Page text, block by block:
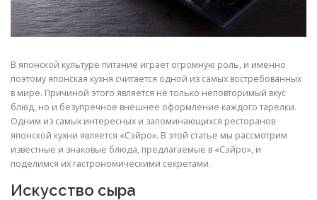
В японской культуре питание играет огромную роль, и именно
поэтому японская кухня считается одной из самых востребованных
в мире. Причиной этого является не только неповторимый вкус
блюд, но и безупречное внешнее оформление каждого тарелки.
Одним из самых интересных и запоминающихся ресторанов
японской кухни является «Сэйро». В этой статье мы рассмотрим
известные и знаковые блюда, предлагаемые в «Сэйро», и
поделимся их гастрономическими секретами.
Искусство сыра